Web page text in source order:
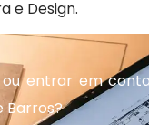
e Design.
entrar em
Barros?